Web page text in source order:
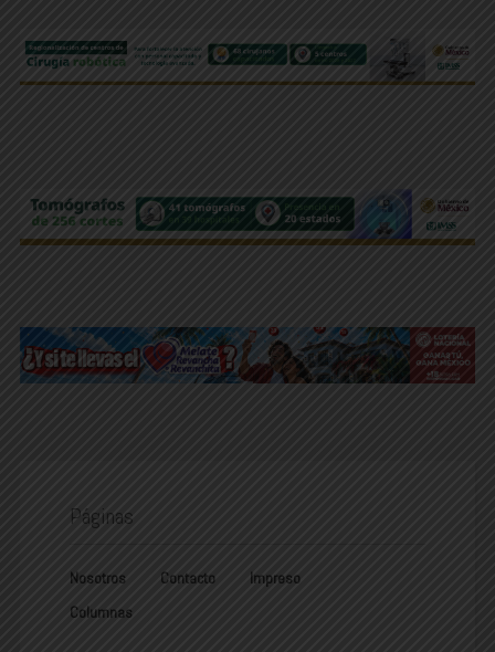
Páginas
Nosotros Contacto
Impreso
Columnas